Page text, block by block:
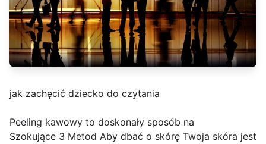
jak zachęcić dziecko do czytania
Peeling kawowy to doskonały sposób na
Szokujące 3 Metod Aby dbać o skórę Twoja skóra jest